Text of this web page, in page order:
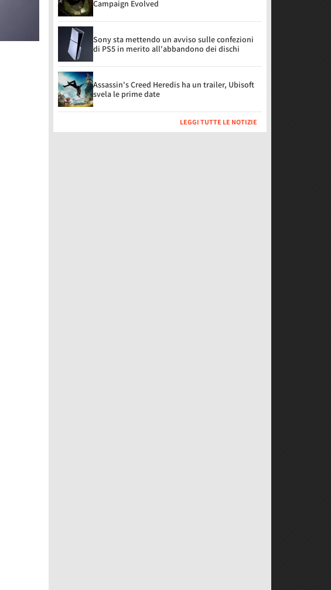
Campaign Evolved
Sony sta mettendo un avviso sulle confezioni
di PS5 in merito all'abbandono dei dischi
Assassin's Creed Heredis ha un trailer, Ubisoft
svela le prime date
LEGGI TUTTE LE NOTIZIE